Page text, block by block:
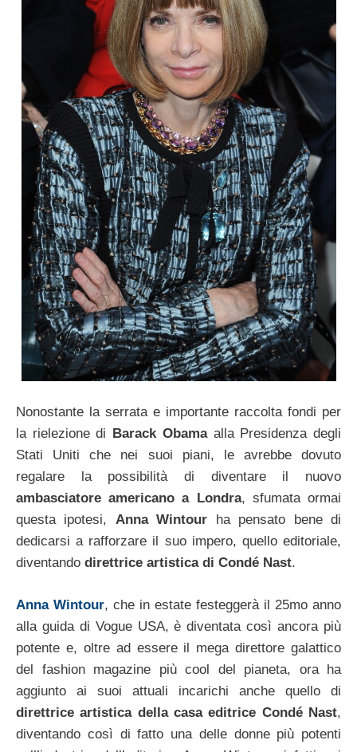
Nonostante la serrata e importante raccolta fondi per
la rielezione di Barack Obamaalla Presidenza degli
Stati Uniti che nei suoi piani, le avrebbe dovuto
regalare la possibilità di diventare il nuovo
ambasciatore americano a Londra, sfumata ormai
questa ipotesi, Anna Wintour ha pensato bene di
dedicarsi a rafforzare il suo impero, quello editoriale,
diventando direttrice artistica di Condé Nast.
Anna Wintour, che in estate festeggerà il 25mo anno
alla guida di Vogue USA, è diventata così ancora più
potente e, oltre ad essere il mega direttore galattico
del fashion magazine più cool del pianeta, ora ha
aggiunto ai suoi attuali incarichi anche quello di
direttrice artistica della casa editrice Condé Nast,
diventando così di fatto una delle donne più potenti